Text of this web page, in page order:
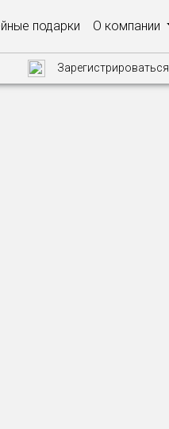
подарки О компании
Зарегистрироваться